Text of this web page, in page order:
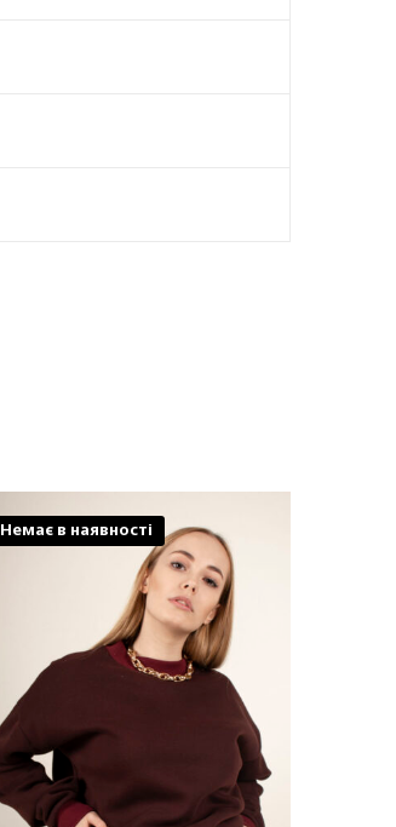
Немає в наявності